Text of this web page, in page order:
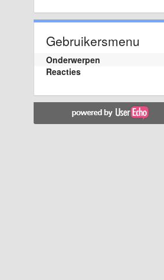
Gebruikersmenu
Onderwerpen
Reacties